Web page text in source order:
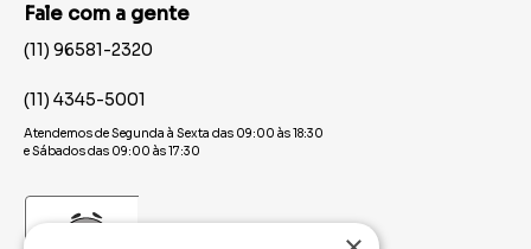
Fale com a gente
(11) 96581-2320
(11) 4345-5001
Atendemos de Segunda à Sexta das 09:00 às 18:30
e Sábados das 09:00 às 17:30